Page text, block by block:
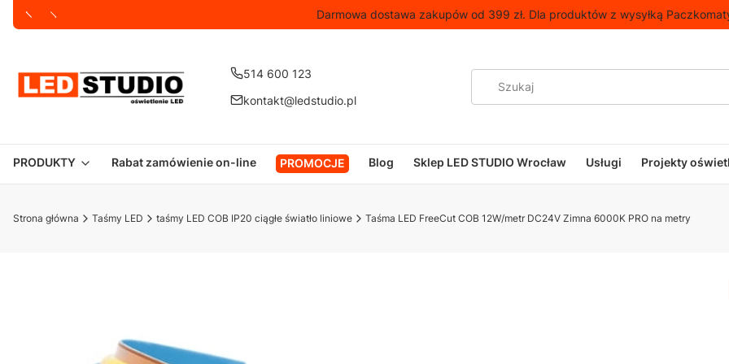
Darmowa dostawa zakupów od 399 zł. Dla produktów z wysyłką
514 600 123
kontakt@ledstudio.pl
PRODUKTY Rabat zamówienie on-line PROMOCJE Blog Sklep LED STUDIO Wrocław Usługi Projekty
Strona główna Taśmy LED taśmy LED COB IP20 ciągłe światło liniowe Taśma LED FreeCut COB 12W/metr DC24V Zimna 6000K PRO na metry